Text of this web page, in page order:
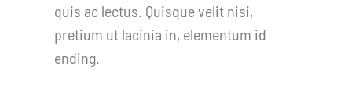
quis ac lectus. Quisque velit nisi,
pretium ut lacinia in, elementum id
ending.